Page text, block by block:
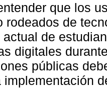
que los
rodeados de
actual de
digitales
públicas
implementación